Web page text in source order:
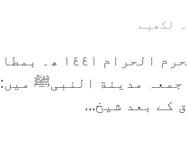
لکھیے
جمعہ مدینة النبیﷺ
کے بعد شیخ...